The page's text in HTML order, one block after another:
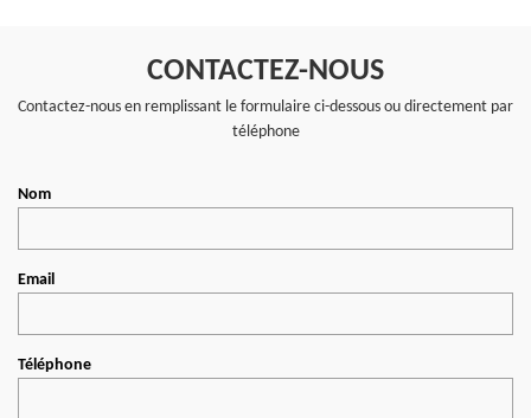
CONTACTEZ-NOUS
Contactez-nous en remplissant le formulaire ci-dessous ou directement par
téléphone
Nom
Email
Téléphone